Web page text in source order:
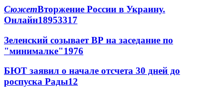
СюжетВторжение России в Украину.
Онлайн18953317
Зеленский созывает ВР на заседание по
"минималке"1976
БЮТ заявил о начале отсчета 30 дней до
роспуска Рады12